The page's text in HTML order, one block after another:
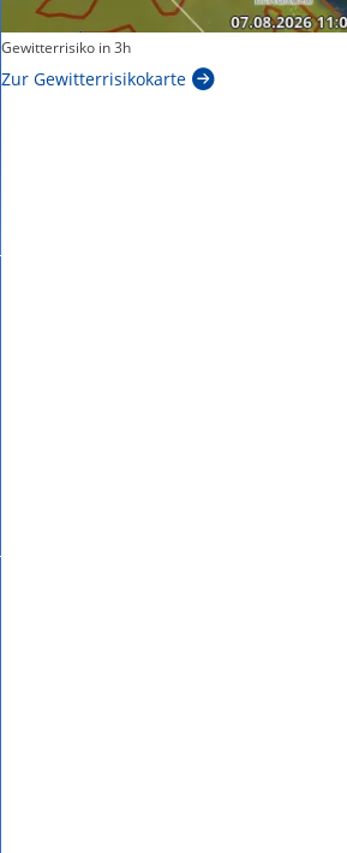
Gewitterrisiko in 3h
Zur Gewitterrisikokarte